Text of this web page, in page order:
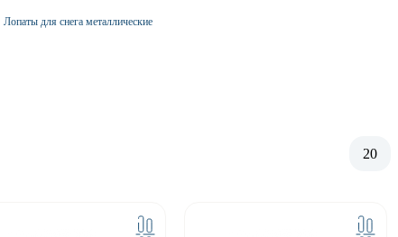
Лопаты для снега металлические
20